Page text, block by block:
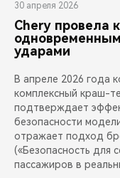
30 апреля 2026
Chery провела
ударами
В апреле 2026 года
комплексный краш-
подтверждает
безопасности
отражает подход
(«Безопасность для
пассажиров в